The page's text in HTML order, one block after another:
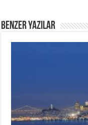
Benzer Yazılar